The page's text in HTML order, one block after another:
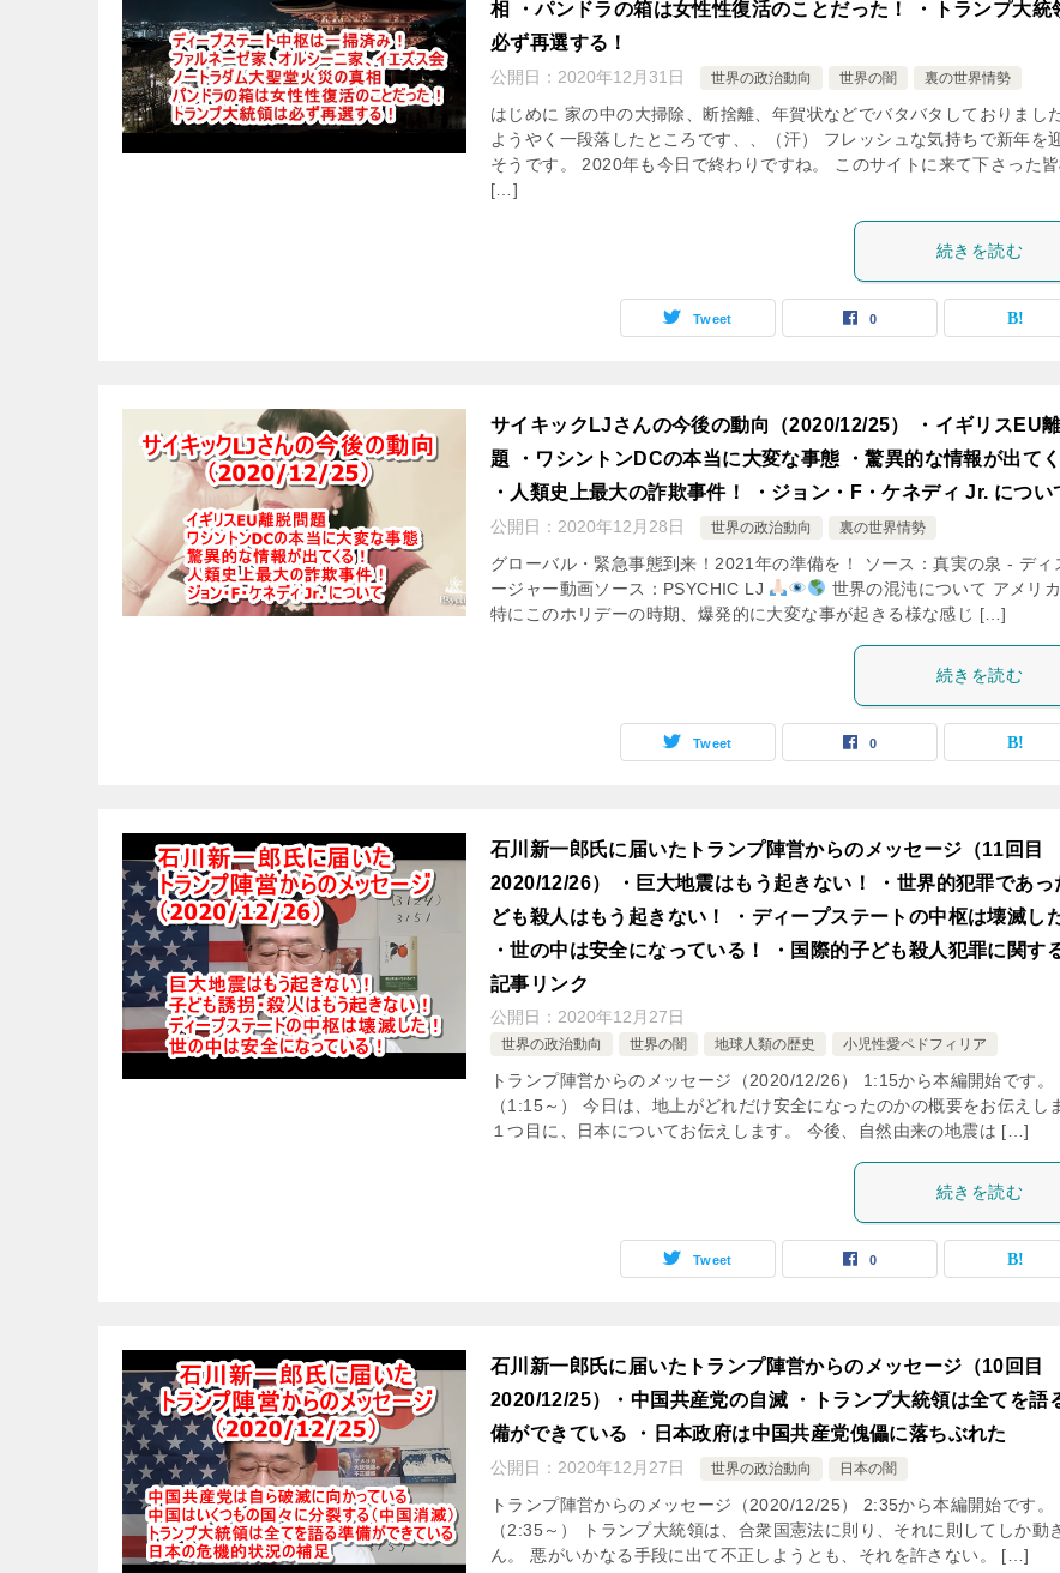
相 ・パンドラの箱は女性性復活のことだった！ ・トランプ大統
必ず再選する！
公開日： 2020年12月31日 世界の政治動向 世界の闇 裏の世界情勢
はじめに 家の中の大掃除、断捨離、年賀状などでバタバタしておりまし
ようやく一段落したところです、、（汗） フレッシュな気持ちで新年を
そうです。 2020年も今日で終わりですね。 このサイトに来て下さった皆
[…]
続きを読む
Tweet 0
サイキックLJさんの今後の動向（2020/12/25） ・イギリスEU
題 ・ワシントンDCの本当に大変な事態 ・驚異的な情報が出てく
・人類史上最大の詐欺事件！ ・ジョン・F・ケネディ Jr. につい
公開日： 2020年12月28日 世界の政治動向 裏の世界情勢
グローバル・緊急事態到来！2021年の準備を！ ソース：真実の泉 - ディ
ージャー動画ソース：PSYCHIC LJ
世界の混沌について アメリ
特にこのホリデーの時期、爆発的に大変な事が起きる様な感じ […]
続きを読む
Tweet 0
石川新一郎氏に届いたトランプ陣営からのメッセージ（11回目
2020/12/26） ・巨大地震はもう起きない！ ・世界的犯罪であっ
ども殺人はもう起きない！ ・ディープステートの中枢は壊滅し
・世の中は安全になっている！ ・国際的子ども殺人犯罪に関す
記事リンク
公開日： 2020年12月27日
世界の政治動向 世界の闇 地球人類の歴史 小児性愛ペドフィリア
トランプ陣営からのメッセージ（2020/12/26） 1:15から本編開始です。
（1:15～） 今日は、地上がどれだけ安全になったのかの概要をお伝えし
１つ目に、日本についてお伝えします。 今後、自然由来の地震は […]
続きを読む
Tweet 0
石川新一郎氏に届いたトランプ陣営からのメッセージ（10回目
2020/12/25）・中国共産党の自滅 ・トランプ大統領は全てを語
備ができている ・日本政府は中国共産党傀儡に落ちぶれた
公開日： 2020年12月27日 世界の政治動向 日本の闇
トランプ陣営からのメッセージ（2020/12/25） 2:35から本編開始です。
（2:35～） トランプ大統領は、合衆国憲法に則り、それに則してしか動
ん。 悪がいかなる手段に出て不正しようとも、それを許さない。 […]